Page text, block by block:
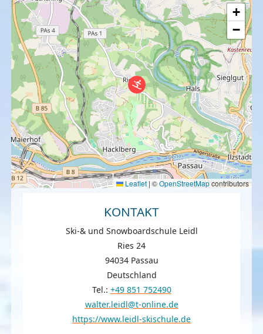
+
−
Leaflet | ©OpenStreetMapcontributors
KONTAKT
Ski-& und Snowboardschule Leidl
Ries 24
94034 Passau
Deutschland
Tel.: +49 851 752490
walter.leidl@t-online.de
https://www.leidl-skischule.de